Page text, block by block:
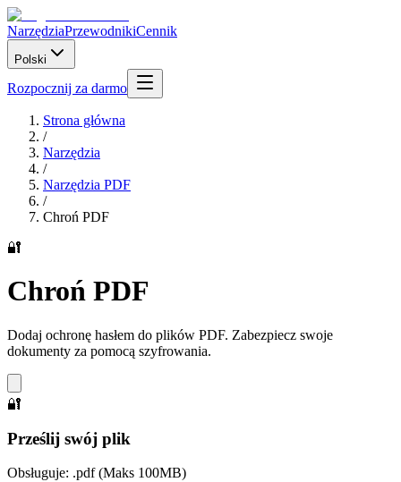
NarzędziaPrzewodnikiCennik
Polski
Rozpocznij za darmo
Strona główna
/
Narzędzia
/
Narzędzia PDF
/
Chroń PDF
🔐
Chroń PDF
Dodaj ochronę hasłem do plików PDF. Zabezpiecz swoje
dokumenty za pomocą szyfrowania.
🔐
Prześlij swój plik
Obsługuje: .pdf (Maks 100MB)